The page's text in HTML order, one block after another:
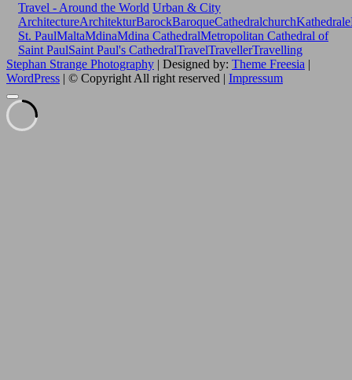
Travel - Around the World Urban & City
ArchitectureArchitekturBarockBaroqueCathedralchurchKathedrale
St. PaulMaltaMdinaMdina CathedralMetropolitan Cathedral of
Saint PaulSaint Paul's CathedralTravelTravellerTravelling
Stephan Strange Photography | Designed by: Theme Freesia |
WordPress | © Copyright All right reserved | Impressum